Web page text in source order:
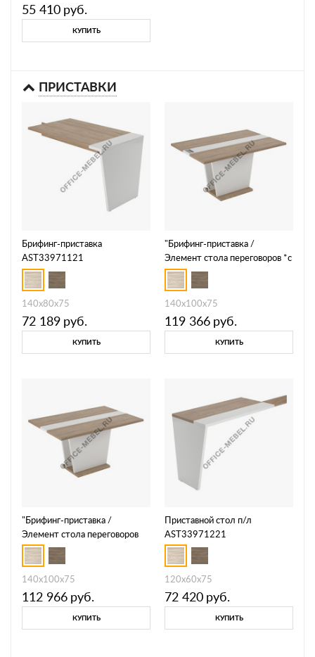
55 410 руб.
КУПИТЬ
ПРИСТАВКИ
Брифинг-приставка
AST33971121
140x80x75
72 189 руб.
КУПИТЬ
"Брифинг-приставка /
Элемент стола переговоров *с
кабель-каналом"
AST33970121
140x100x75
119 366 руб.
КУПИТЬ
"Брифинг-приставка /
Элемент стола переговоров
*без кабель-канала"
AST33970221
140x100x75
112 966 руб.
КУПИТЬ
Приставной стол п/л
AST33971221
120x60x75
72 420 руб.
КУПИТЬ